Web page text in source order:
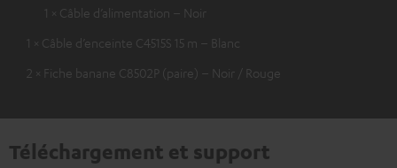
1 × Câble d’alimentation – Noir
1 × Câble d’enceinte C4515S 15 m – Blanc
2 × Fiche banane C8502P (paire) – Noir / Rouge
Téléchargement et support